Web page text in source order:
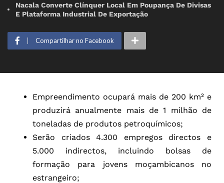
Nacala Converte Clínquer Local Em Poupança De Divisas
E Plataforma Industrial De Exportação
Compartilhar no Facebook
Empreendimento ocupará mais de 200 km² e
produzirá anualmente mais de 1 milhão de
toneladas de produtos petroquímicos;
Serão criados 4.300 empregos directos e
5.000 indirectos, incluindo bolsas de
formação para jovens moçambicanos no
estrangeiro;